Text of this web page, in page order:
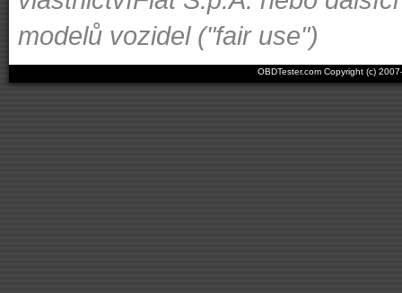
modelů vozidel ("fair use")
OBDTester.com Copyright (c)